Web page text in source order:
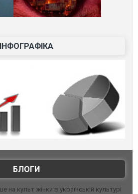
ІНФОГРАФІКА
БЛОГИ
на культ жінки в українській культурі